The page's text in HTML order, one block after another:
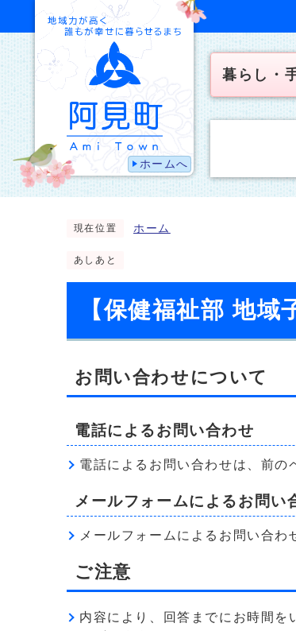
ホームへ
暮らし・
現在位置 ホーム
あしあと
【保健福祉部 地
お問い合わせについて
電話によるお問い合わせ
電話によるお問い合わせは、前の
メールフォームによるお問い
メールフォームによるお問い合わ
ご注意
内容により、回答までにお時間